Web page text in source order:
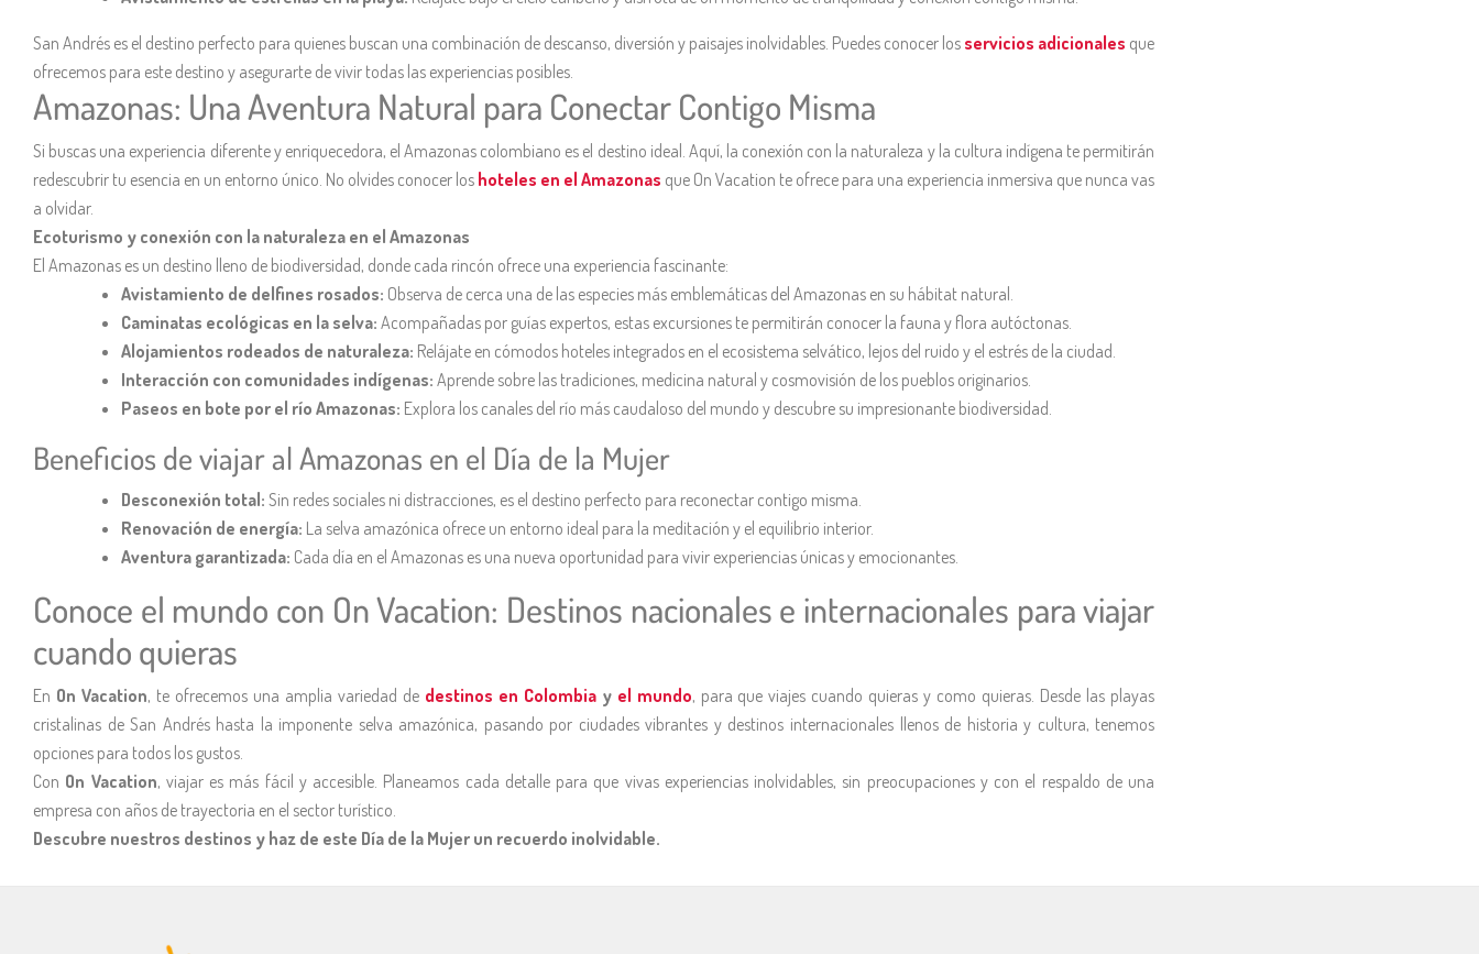
San Andrés es el destino perfecto para quienes buscan una combinación de descanso, diversión y paisajes inolvidables. Puedes conocer los servicios adicionales que
ofrecemos para este destino y asegurarte de vivir todas las experiencias posibles.
Amazonas: Una Aventura Natural para Conectar Contigo Misma
Si buscas una experiencia diferente y enriquecedora, el Amazonas colombiano es el destino ideal. Aquí, la conexión con la naturaleza y la cultura indígena te permitirán
redescubrir tu esencia en un entorno único. No olvides conocer los hoteles en el Amazonas que On Vacation te ofrece para una experiencia inmersiva que nunca vas
a olvidar.
Ecoturismo y conexión con la naturaleza en el Amazonas
El Amazonas es un destino lleno de biodiversidad, donde cada rincón ofrece una experiencia fascinante:
Avistamiento de delfines rosados: Observa de cerca una de las especies más emblemáticas del Amazonas en su hábitat natural.
Caminatas ecológicas en la selva: Acompañadas por guías expertos, estas excursiones te permitirán conocer la fauna y flora autóctonas.
Alojamientos rodeados de naturaleza: Relájate en cómodos hoteles integrados en el ecosistema selvático, lejos del ruido y el estrés de la ciudad.
Interacción con comunidades indígenas: Aprende sobre las tradiciones, medicina natural y cosmovisión de los pueblos originarios.
Paseos en bote por el río Amazonas: Explora los canales del río más caudaloso del mundo y descubre su impresionante biodiversidad.
Beneficios de viajar al Amazonas en el Día de la Mujer
Desconexión total: Sin redes sociales ni distracciones, es el destino perfecto para reconectar contigo misma.
Renovación de energía: La selva amazónica ofrece un entorno ideal para la meditación y el equilibrio interior.
Aventura garantizada: Cada día en el Amazonas es una nueva oportunidad para vivir experiencias únicas y emocionantes.
Conoce el mundo con On Vacation: Destinos nacionales e internacionales para viajar
cuando quieras
En On Vacation, te ofrecemos una amplia variedad de destinos en Colombiay el mundo, para que viajes cuando quieras y como quieras. Desde las playas
cristalinas de San Andrés hasta la imponente selva amazónica, pasando por ciudades vibrantes y destinos internacionales llenos de historia y cultura, tenemos
opciones para todos los gustos.
Con On Vacation, viajar es más fácil y accesible. Planeamos cada detalle para que vivas experiencias inolvidables, sin preocupaciones y con el respaldo de una
empresa con años de trayectoria en el sector turístico.
Descubre nuestros destinos y haz de este Día de la Mujer un recuerdo inolvidable.